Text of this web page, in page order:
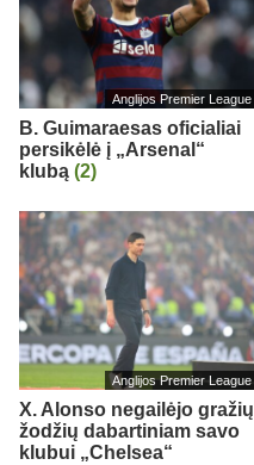
Anglijos Premier League
B. Guimaraesas oficialiai
persikėlė į „Arsenal“
klubą (2)
Anglijos Premier League
X. Alonso negailėjo gražių
žodžių dabartiniam savo
klubui „Chelsea“